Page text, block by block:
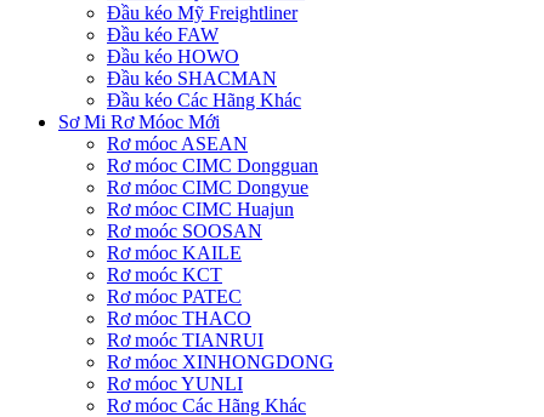
Đầu kéo Mỹ Freightliner
Đầu kéo FAW
Đầu kéo HOWO
Đầu kéo SHACMAN
Đầu kéo Các Hãng Khác
Sơ Mi Rơ Móoc Mới
Rơ móoc ASEAN
Rơ móoc CIMC Dongguan
Rơ móoc CIMC Dongyue
Rơ móoc CIMC Huajun
Rơ moóc SOOSAN
Rơ móoc KAILE
Rơ moóc KCT
Rơ móoc PATEC
Rơ móoc THACO
Rơ moóc TIANRUI
Rơ móoc XINHONGDONG
Rơ móoc YUNLI
Rơ móoc Các Hãng Khác